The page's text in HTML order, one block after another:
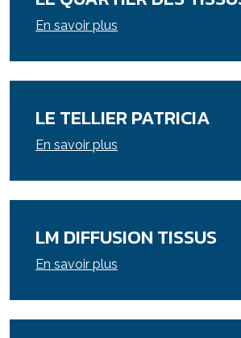
En savoir plus
LE TELLIER PATRICIA
En savoir plus
LM DIFFUSION TISSUS
En savoir plus